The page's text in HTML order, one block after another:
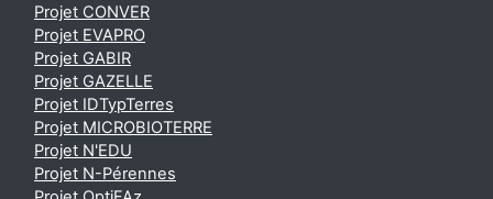
Projet CONVER
Projet EVAPRO
Projet GABIR
Projet GAZELLE
Projet IDTypTerres
Projet MICROBIOTERRE
Projet N'EDU
Projet N-Pérennes